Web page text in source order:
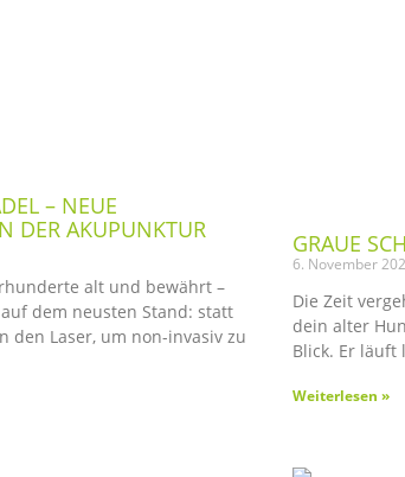
– NEUE
DER AKUPUNKTUR
alt und bewährt –
dem neusten Stand: statt
den Laser, um non-invasiv zu
GRAUE
6. November
Die Zeit
dein alter
Blick. Er läuft
Weiterlesen »